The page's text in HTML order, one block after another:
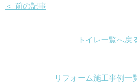
＜ 前の記事
トイレ一覧へ戻
リフォーム施工事例一